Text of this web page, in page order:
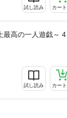
試し読み カー
最高の一人遊戯～ 4
試し読み カー